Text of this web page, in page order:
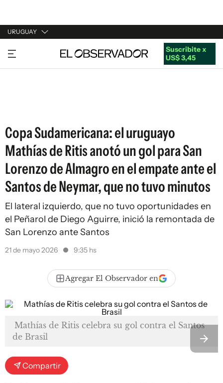
URUGUAY
URUGUAY
ARGENTINA
Suscribite x
US$ 3,45
Copa Sudamericana: el uruguayo
Mathías de Ritis anotó un gol para San
Lorenzo de Almagro en el empate ante el
Santos de Neymar, que no tuvo minutos
El lateral izquierdo, que no tuvo oportunidades en
el Peñarol de Diego Aguirre, inició la remontada de
San Lorenzo ante Santos
21 de mayo 2026 9:35 hs
Agregar El Observador en
Mathías de Ritis celebra su gol contra el Santos
de Brasil
Compartir